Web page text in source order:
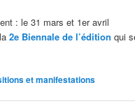
: le 31 mars et 1er avril
2e Biennale de l’édition qui
et manifestations